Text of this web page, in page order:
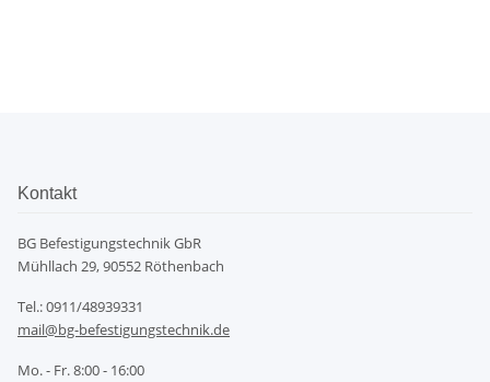
Kontakt
BG Befestigungstechnik GbR
Mühllach 29, 90552 Röthenbach
Tel.: 0911/48939331
mail@bg-befestigungstechnik.de
Mo. - Fr. 8:00 - 16:00